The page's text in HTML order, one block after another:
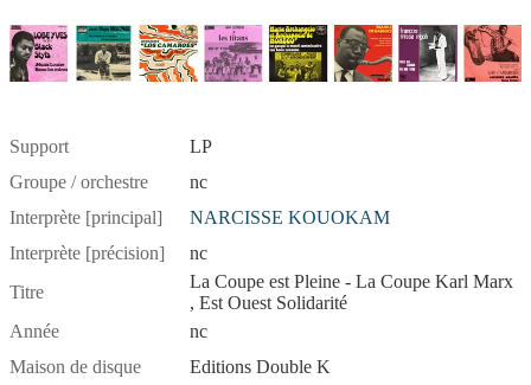
Support
LP
Groupe / orchestre
nc
Interprète [principal]
NARCISSE KOUOKAM
Interprète [précision]
nc
Titre
La Coupe est Pleine - La Coupe Karl Marx
, Est Ouest Solidarité
Année
nc
Maison de disque
Editions Double K